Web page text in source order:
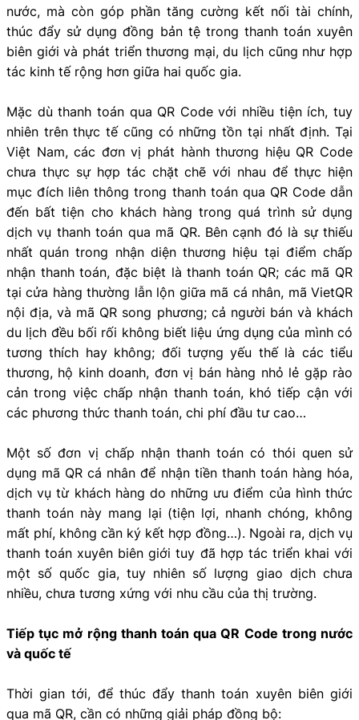
nước, mà còn góp phần tăng cường kết nối tài chính,
thúc đẩy sử dụng đồng bản tệ trong thanh toán xuyên
biên giới và phát triển thương mại, du lịch cũng như hợp
tác kinh tế rộng hơn giữa hai quốc gia.
Mặc dù thanh toán qua QR Code với nhiều tiện ích, tuy
nhiên trên thực tế cũng có những tồn tại nhất định. Tại
Việt Nam, các đơn vị phát hành thương hiệu QR Code
chưa thực sự hợp tác chặt chẽ với nhau để thực hiện
mục đích liên thông trong thanh toán qua QR Code dẫn
đến bất tiện cho khách hàng trong quá trình sử dụng
dịch vụ thanh toán qua mã QR. Bên cạnh đó là sự thiếu
nhất quán trong nhận diện thương hiệu tại điểm chấp
nhận thanh toán, đặc biệt là thanh toán QR; các mã QR
tại cửa hàng thường lẫn lộn giữa mã cá nhân, mã VietQR
nội địa, và mã QR song phương; cả người bán và khách
du lịch đều bối rối không biết liệu ứng dụng của mình có
tương thích hay không; đối tượng yếu thế là các tiểu
thương, hộ kinh doanh, đơn vị bán hàng nhỏ lẻ gặp rào
cản trong việc chấp nhận thanh toán, khó tiếp cận với
các phương thức thanh toán, chi phí đầu tư cao…
Một số đơn vị chấp nhận thanh toán có thói quen sử
dụng mã QR cá nhân để nhận tiền thanh toán hàng hóa,
dịch vụ từ khách hàng do những ưu điểm của hình thức
thanh toán này mang lại (tiện lợi, nhanh chóng, không
mất phí, không cần ký kết hợp đồng…). Ngoài ra, dịch vụ
thanh toán xuyên biên giới tuy đã hợp tác triển khai với
một số quốc gia, tuy nhiên số lượng giao dịch chưa
nhiều, chưa tương xứng với nhu cầu của thị trường.
Tiếp tục mở rộng thanh toán qua QR Code trong nước
và quốc tế
Thời gian tới, để thúc đẩy thanh toán xuyên biên giới
qua mã QR, cần có những giải pháp đồng bộ: